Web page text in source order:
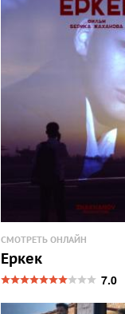
СМОТРЕТЬ ОНЛАЙН
Еркек
7.0